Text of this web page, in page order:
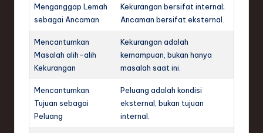
Menganggap Lemah
sebagai Ancaman
Kekurangan bersifat internal;
Ancaman bersifat eksternal.
Mencantumkan
Masalah alih-alih
Kekurangan
Kekurangan adalah
kemampuan, bukan hanya
masalah saat ini.
Mencantumkan
Tujuan sebagai
Peluang
Peluang adalah kondisi
eksternal, bukan tujuan
internal.